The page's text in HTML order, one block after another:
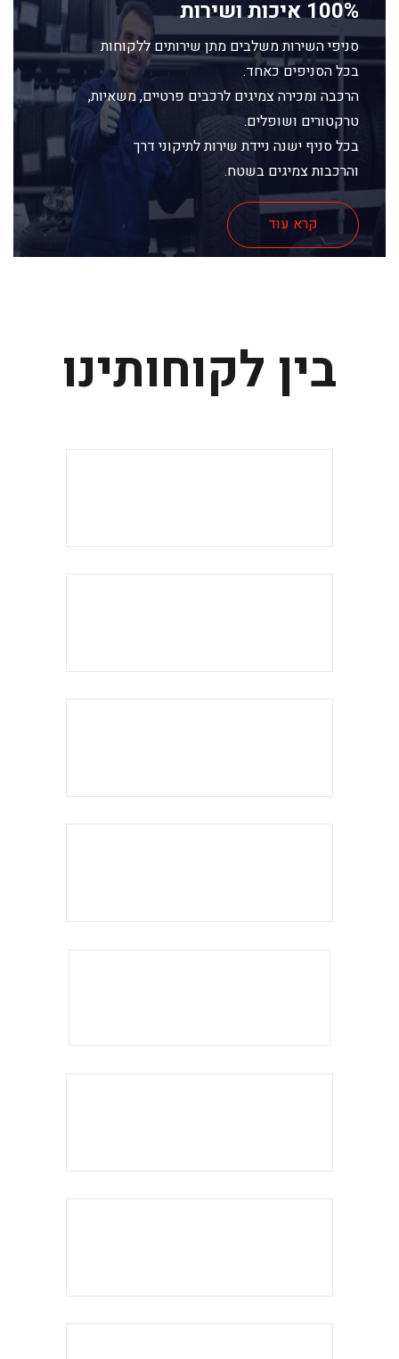
100% איכות ושירות
סניפי השירות משלבים מתן שירותים ללקוחות
בכל הסניפים כאחד.
הרכבה ומכירה צמיגים לרכבים פרטיים, משאיות,
טרקטורים ושופלים.
בכל סניף ישנה ניידת שירות לתיקוני דרך
והרכבות צמיגים בשטח.
קרא עוד
בין לקוחותינו